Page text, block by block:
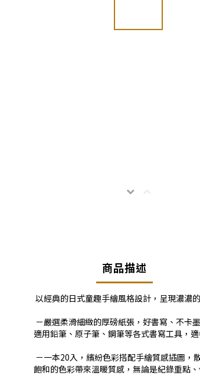
商品描述
以經典的日式童趣手繪風格設計，呈現濃濃
－嚴選柔滑細緻的厚磅紙張，好書寫、不卡
適用鉛筆、原子筆、鋼筆等各式書寫工具，
－一本20入，繽紛色彩搭配手繪質感插圖，
飽和的色彩帶來溫暖質感，無論是紀錄重點